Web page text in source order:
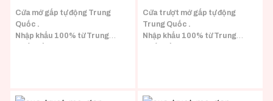
Cửa mở gấp tự động Trung
Quốc .
Nhập khẩu 100% từ Trung
Cửa trượt mở gấp tự động
Trung Quốc .
Nhập khẩu 100% từ Trung